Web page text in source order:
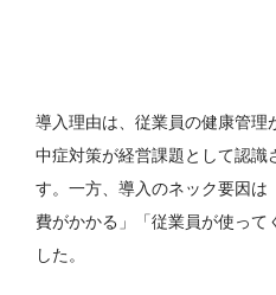
導入理由は、従業員の健康管
中症対策が経営課題として認識
す。一方、導入のネック要因は
費がかかる」「従業員が使って
した。